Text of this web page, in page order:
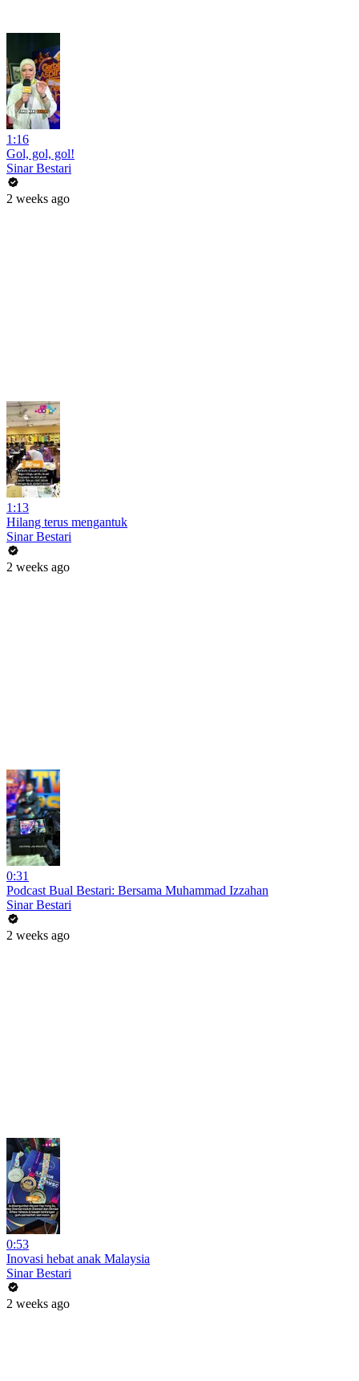
1:16
Gol, gol, gol!
Sinar Bestari
2 weeks ago
1:13
Hilang terus mengantuk
Sinar Bestari
2 weeks ago
0:31
Podcast Bual Bestari: Bersama Muhammad Izzahan
Sinar Bestari
2 weeks ago
0:53
Inovasi hebat anak Malaysia
Sinar Bestari
2 weeks ago